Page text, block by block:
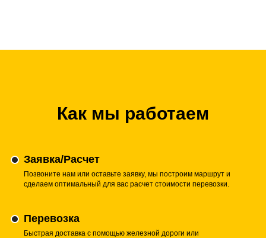
Как мы работаем
Заявка/Расчет
Позвоните нам или оставьте заявку, мы построим маршрут и
сделаем оптимальный для вас расчет стоимости перевозки.
Перевозка
Быстрая доставка с помощью железной дороги или